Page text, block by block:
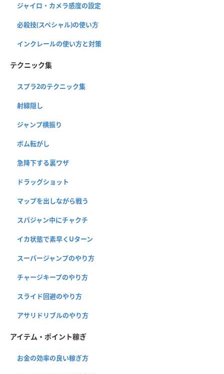
ジャイロ・カメラ感度の設定
必殺技(スペシャル)の使い方
インクレールの使い方と対策
テクニック集
スプラ2のテクニック集
射線隠し
ジャンプ横振り
ボム転がし
急降下する裏ワザ
ドラッグショット
マップを出しながら戦う
スパジャン中にチャクチ
イカ状態で素早くUターン
スーパージャンプのやり方
チャージキープのやり方
スライド回避のやり方
アサリドリブルのやり方
アイテム・ポイント稼ぎ
お金の効率の良い稼ぎ方